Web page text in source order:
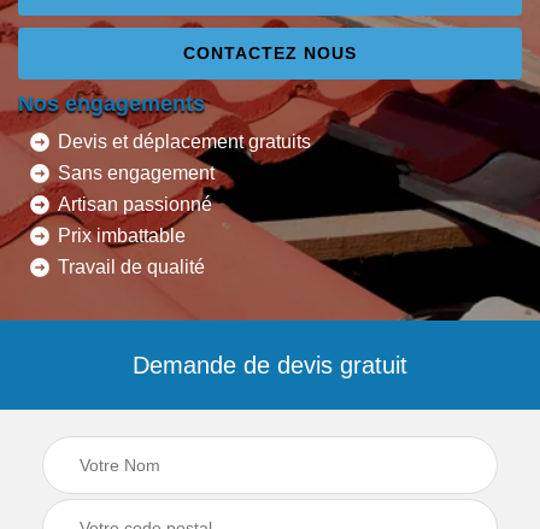
CONTACTEZ NOUS
Nos engagements
Devis et déplacement gratuits
Sans engagement
Artisan passionné
Prix imbattable
Travail de qualité
Demande de devis gratuit